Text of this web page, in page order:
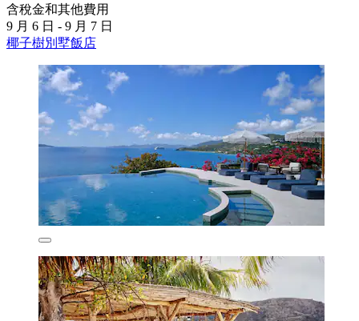
含稅金和其他費用
9 月 6 日 - 9 月 7 日
椰子樹別墅飯店